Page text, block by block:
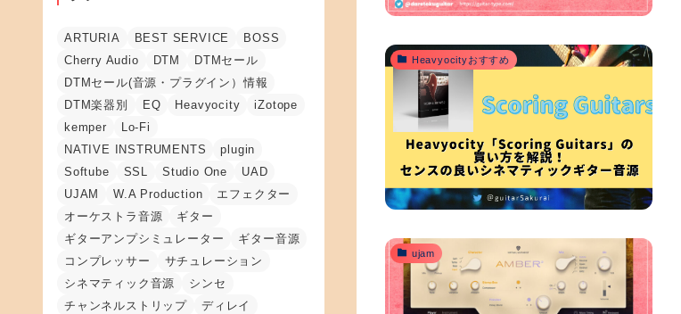
Heavyocityおすすめ
ujam
ARTURIA BEST SERVICE
BOSS
Cherry Audio
DTM
DTMセール
DTMセール(音源・プラグイン）情報
DTM楽器別
EQ Heavyocity
iZotope
kemper
Lo-Fi
NATIVE INSTRUMENTS
plugin
Softube
SSL Studio One
UAD
UJAM
W.A Production
エフェクター
オーケストラ音源
ギター
ギターアンプシミュレーター
ギター音源
コンプレッサー
サチュレーション
シネマティック音源
シンセ
チャンネルストリップ
ディレイ